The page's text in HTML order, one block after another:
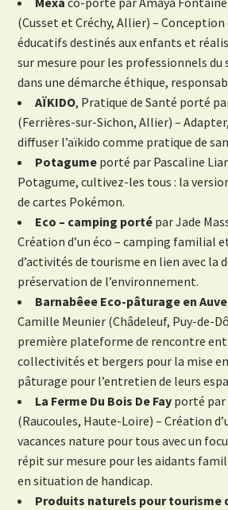
(Cusset et Créchy, Allier) –
éducatifs destinés aux enfants et
sur mesure pour les professionnels du
dans une démarche éthique,
AÏKIDO, Pratique de Santé porté
(Ferrières-sur-Sichon, Allier) –
diffuser l’aïkido comme pratique de
Potagume porté par Pascaline
Potagume, cultivez-les tous : la
de cartes Pokémon.
Eco – camping porté par Jade
Création d’un éco – camping familial
d’activités de tourisme en lien avec la
préservation de l’environnement.
Barnabêee Eco-pâturage en
Camille Meunier (Châdeleuf, Puy-de-
première plateforme de rencontre
collectivités et bergers pour la mise en
pâturage pour l’entretien de leurs
La Ferme Du Bois De Fay porté par
(Raucoules, Haute-Loire) – Création
vacances nature pour tous avec un
répit sur mesure pour les aidants
en situation de handicap.
Produits naturels pour tourisme